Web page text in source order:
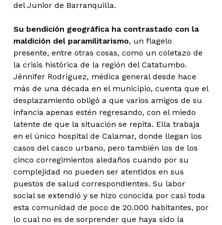
del Junior de Barranquilla.
Su bendición geográfica ha contrastado con la
maldición del paramilitarismo, un flagelo
presente, entre otras cosas, como un coletazo de
la crisis histórica de la región del Catatumbo.
Jénnifer Rodríguez, médica general desde hace
más de una década en el municipio, cuenta que el
desplazamiento obligó a que varios amigos de su
infancia apenas estén regresando, con el miedo
latente de que la situación se repita. Ella trabaja
en el único hospital de Calamar, donde llegan los
casos del casco urbano, pero también los de los
cinco corregimientos aledaños cuando por su
complejidad no pueden ser atentidos en sus
puestos de salud correspondientes. Su labor
social se extendió y se hizo conocida por casi toda
esta comunidad de poco de 20.000 habitantes, por
lo cual no es de sorprender que haya sido la